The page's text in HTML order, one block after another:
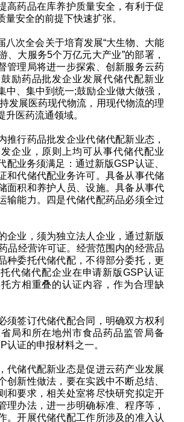
高药品在库养护质量安全，有利于促
量安全的前提下快速扩张。
八次全会关于培育发展“大生物、大能
、大服务5个万亿元大产业”的部署，
管理局将进一步探索、创新服务云药
励药品批发企业发展代储代配新业
中、集中到统一;鼓励企业做大做强，
发展医药现代物流，用现代物流的理
医药流通领域。
推行药品批发企业代储代配新业态，
企业，原则上均可从事代储代配业
配业务须满足：通过新版GSP认证、
和代储代配业务许可。具备从事代储
面积和养护人员、设施。具备从事代
输能力。四是代储代配药品必须全过
企业，须为独立法人企业，通过新版
品经营许可证。经营范围内的经营品
种委托代储代配，不得部分委托，更
代储代配企业在申请新版GSP认证
方相重叠的认证内容，作为合理缺
须签订代储代配合同，明确双方权利
局和所在地州市食品药品监管局备
认证的申报材料之一。
代储代配新业态是促进云药产业发展
创新性做法，要在实践中不断总结、
和要求，相关处室将尽快研究拟定开
理办法，进一步明确标准、程序等，
。开展代储代配工作所涉及的准入认